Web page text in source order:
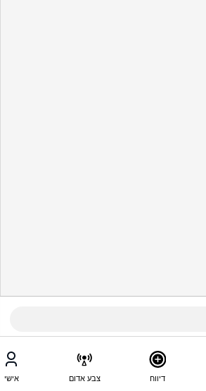
דיווח צבע אדום אישי